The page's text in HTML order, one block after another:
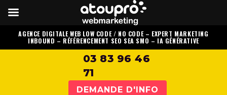
AGENCE DIGITALE WEB LOW CODE / NO CODE– EXPERT MARKETING
INBOUND – RÉFÉRENCEMENT SEO SEA SMO – IA GÉNÉRATIVE
03 83 96 46
71
DEMANDE D'INFO